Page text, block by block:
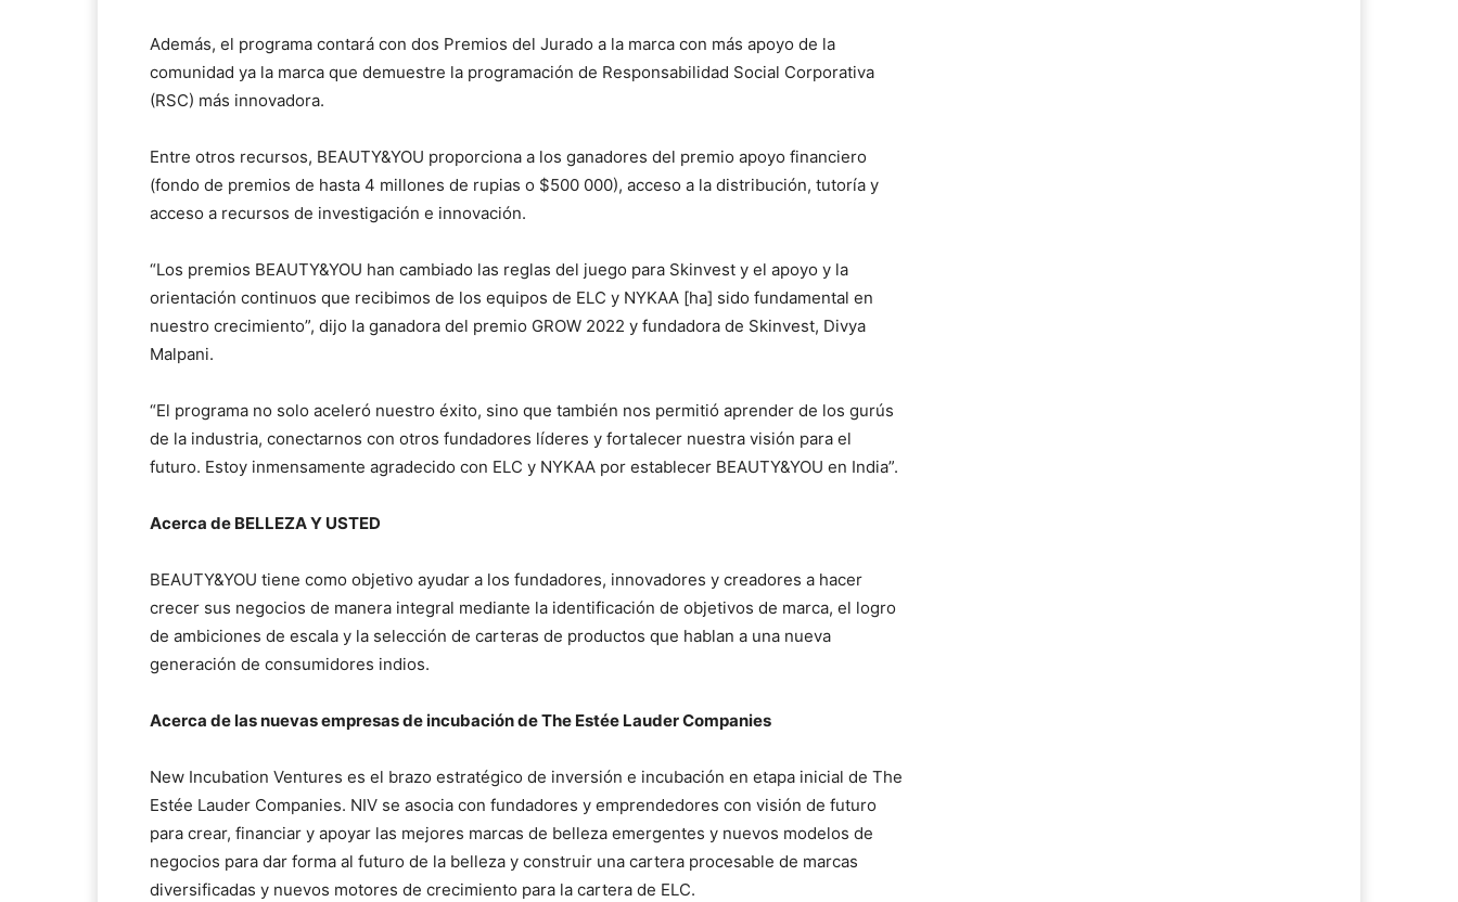
Además, el programa contará con dos Premios del Jurado a la marca con más apoyo de la
comunidad ya la marca que demuestre la programación de Responsabilidad Social Corporativa
(RSC) más innovadora.
Entre otros recursos, BEAUTY&YOU proporciona a los ganadores del premio apoyo financiero
(fondo de premios de hasta 4 millones de rupias o $500 000), acceso a la distribución, tutoría y
acceso a recursos de investigación e innovación.
“Los premios BEAUTY&YOU han cambiado las reglas del juego para Skinvest y el apoyo y la
orientación continuos que recibimos de los equipos de ELC y NYKAA [ha] sido fundamental en
nuestro crecimiento”, dijo la ganadora del premio GROW 2022 y fundadora de Skinvest, Divya
Malpani.
“El programa no solo aceleró nuestro éxito, sino que también nos permitió aprender de los gurús
de la industria, conectarnos con otros fundadores líderes y fortalecer nuestra visión para el
futuro. Estoy inmensamente agradecido con ELC y NYKAA por establecer BEAUTY&YOU en India”.
Acerca de BELLEZA Y USTED
BEAUTY&YOU tiene como objetivo ayudar a los fundadores, innovadores y creadores a hacer
crecer sus negocios de manera integral mediante la identificación de objetivos de marca, el logro
de ambiciones de escala y la selección de carteras de productos que hablan a una nueva
generación de consumidores indios.
Acerca de las nuevas empresas de incubación de The Estée Lauder Companies
New Incubation Ventures es el brazo estratégico de inversión e incubación en etapa inicial de The
Estée Lauder Companies. NIV se asocia con fundadores y emprendedores con visión de futuro
para crear, financiar y apoyar las mejores marcas de belleza emergentes y nuevos modelos de
negocios para dar forma al futuro de la belleza y construir una cartera procesable de marcas
diversificadas y nuevos motores de crecimiento para la cartera de ELC.